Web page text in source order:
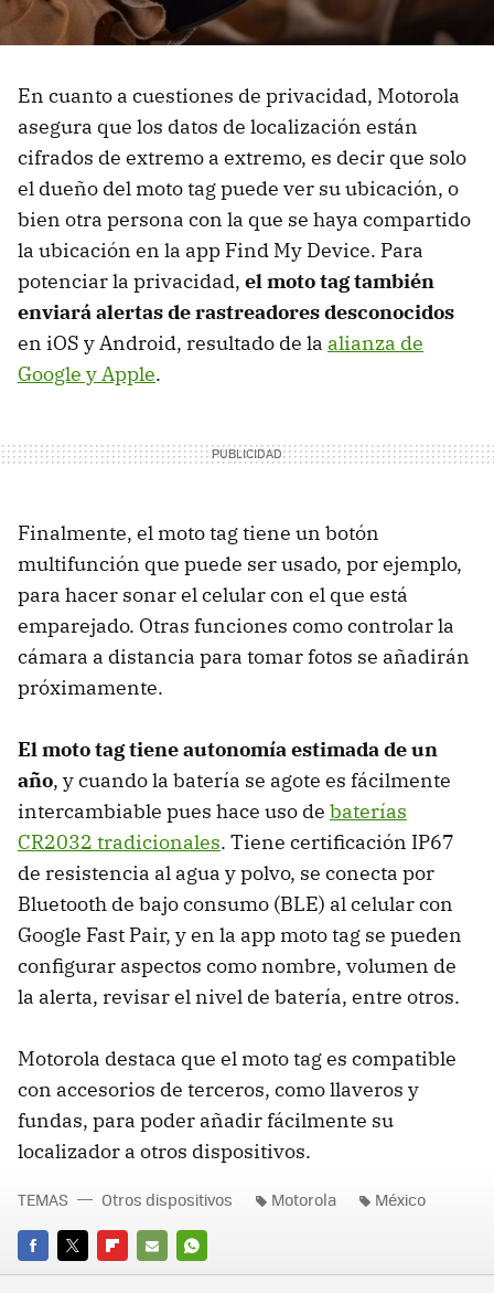
En cuanto a cuestiones de privacidad, Motorola
asegura que los datos de localización están
cifrados de extremo a extremo, es decir que solo
el dueño del moto tag puede ver su ubicación, o
bien otra persona con la que se haya compartido
la ubicación en la app Find My Device. Para
potenciar la privacidad, el moto tag también
enviará alertas de rastreadores desconocidos
en iOS y Android, resultado de la alianza de
Google y Apple.
Finalmente, el moto tag tiene un botón
multifunción que puede ser usado, por ejemplo,
para hacer sonar el celular con el que está
emparejado. Otras funciones como controlar la
cámara a distancia para tomar fotos se añadirán
próximamente.
El moto tag tiene autonomía estimada de un
año, y cuando la batería se agote es fácilmente
intercambiable pues hace uso de baterías
CR2032 tradicionales. Tiene certificación IP67
de resistencia al agua y polvo, se conecta por
Bluetooth de bajo consumo (BLE) al celular con
Google Fast Pair, y en la app moto tag se pueden
configurar aspectos como nombre, volumen de
la alerta, revisar el nivel de batería, entre otros.
Motorola destaca que el moto tag es compatible
con accesorios de terceros, como llaveros y
fundas, para poder añadir fácilmente su
localizador a otros dispositivos.
FACEBOOK
TWITTERFLIPBOARD
E-
WHATSAPP
TEMAS Otros dispositivos Motorola México